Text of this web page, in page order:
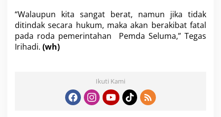
“Walaupun kita sangat berat, namun jika tidak
ditindak secara hukum, maka akan berakibat fatal
pada roda pemerintahan Pemda Seluma,” Tegas
Irihadi. (wh)
Ikuti Kami